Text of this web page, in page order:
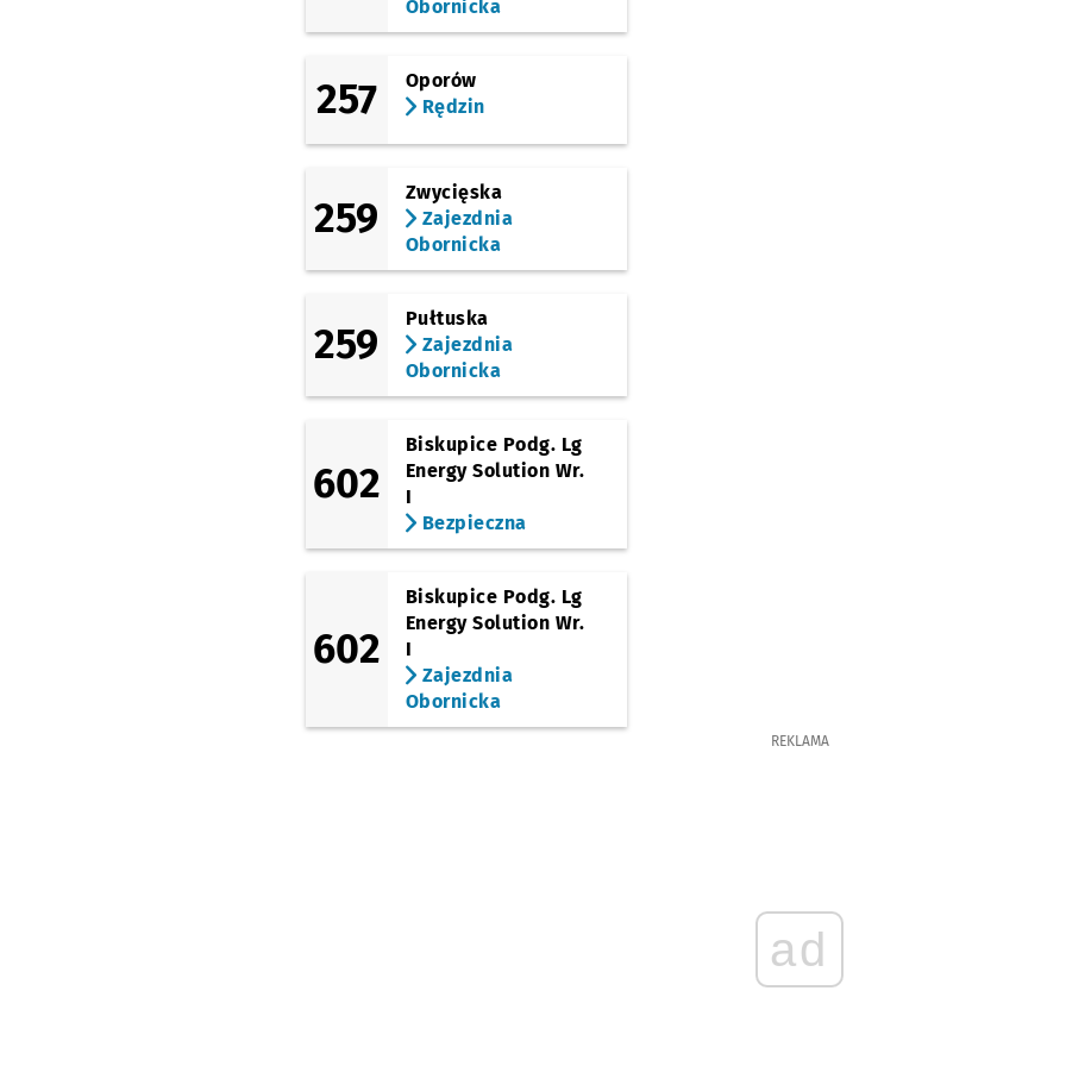
Obornicka
257
Oporów
Rędzin
259
Zwycięska
Zajezdnia
Obornicka
259
Pułtuska
Zajezdnia
Obornicka
602
Biskupice Podg. Lg
Energy Solution Wr.
I
Bezpieczna
602
Biskupice Podg. Lg
Energy Solution Wr.
I
Zajezdnia
Obornicka
REKLAMA
ad